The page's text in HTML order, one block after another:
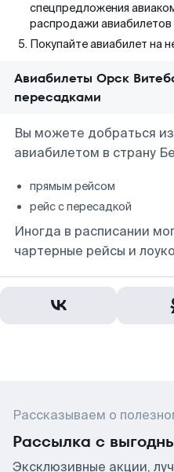
спецпредложения
распродажи авиабилетов
Покупайте авиабилет на
Авиабилеты Орск
пересадками
Вы можете добраться
авиабилетом в страну
прямым рейсом
рейс с пересадкой
Иногда в расписании
чартерные рейсы и
Рассказываем о
Рассылка с
Эксклюзивные акции,